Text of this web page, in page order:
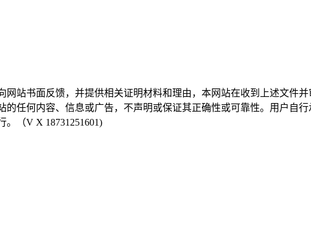
站书面反馈，并提供相关证明材料和理由，本网站在收到上述文件并
任何内容、信息或广告，不声明或保证其正确性或可靠性。用户自行
（V X 18731251601)